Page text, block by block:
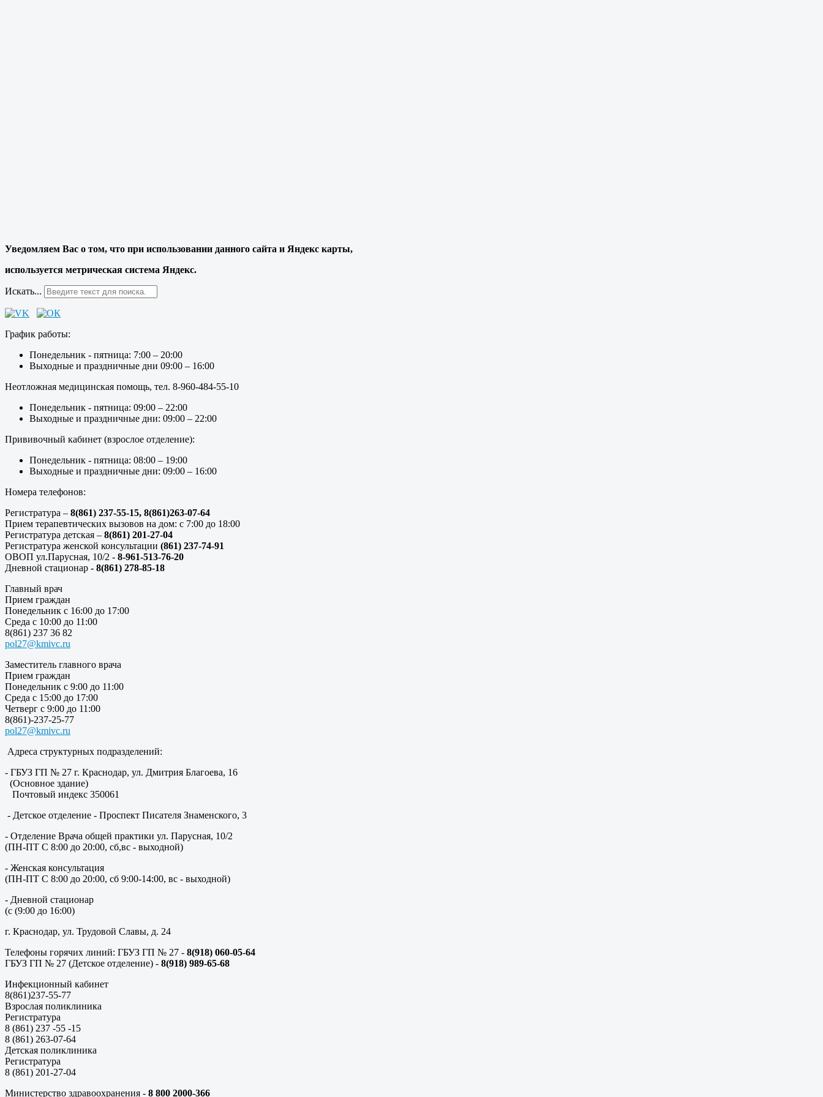
Уведомляем Вас о том, что при использовании данного сайта и Яндекс карты,
используется метрическая система Яндекс.
Искать...
График работы:
Понедельник - пятница: 7:00 – 20:00
Выходные и праздничные дни 09:00 – 16:00
Неотложная медицинская помощь, тел. 8-960-484-55-10
Понедельник - пятница: 09:00 – 22:00
Выходные и праздничные дни: 09:00 – 22:00
Прививочный кабинет (взрослое отделение):
Понедельник - пятница: 08:00 – 19:00
Выходные и праздничные дни: 09:00 – 16:00
Номера телефонов:
Регистратура – 8(861) 237-55-15, 8(861)263-07-64
Прием терапевтических вызовов на дом: с 7:00 до 18:00
Регистратура детская – 8(861) 201-27-04
Регистратура женской консультации (861) 237-74-91
ОВОП ул.Парусная, 10/2 - 8-961-513-76-20
Дневной стационар - 8(861) 278-85-18
Главный врач
Прием граждан
Понедельник с 16:00 до 17:00
Среда с 10:00 до 11:00
8(861) 237 36 82
pol27@kmivc.ru
Заместитель главного врача
Прием граждан
Понедельник с 9:00 до 11:00
Среда с 15:00 до 17:00
Четверг с 9:00 до 11:00
8(861)-237-25-77
pol27@kmivc.ru
Адреса структурных подразделений:
- ГБУЗ ГП № 27 г. Краснодар, ул. Дмитрия Благоева, 16
(Основное здание)
Почтовый индекс 350061
- Детское отделение - Проспект Писателя Знаменского, 3
- Отделение Врача общей практики ул. Парусная, 10/2
(ПН-ПТ С 8:00 до 20:00, сб,вс - выходной)
- Женская консультация
(ПН-ПТ С 8:00 до 20:00, сб 9:00-14:00, вс - выходной)
- Дневной стационар
(с (9:00 до 16:00)
г. Краснодар, ул. Трудовой Славы, д. 24
Телефоны горячих линий: ГБУЗ ГП № 27 - 8(918) 060-05-64
ГБУЗ ГП № 27 (Детское отделение) - 8(918) 989-65-68
Инфекционный кабинет
8(861)237-55-77
Взрослая поликлиника
Регистратура
8 (861) 237 -55 -15
8 (861) 263-07-64
Детская поликлиника
Регистратура
8 (861) 201-27-04
Министерство здравоохранения - 8 800 2000-366